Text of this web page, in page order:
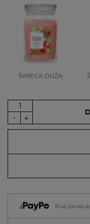
ŚWIECA DUŻA
Kup